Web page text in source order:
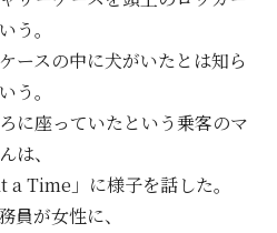
う。
ースの中に犬がいたとは知ら
う。
に座っていたという乗客のマ
は、
Time」に様子を話した。
員が女性に、